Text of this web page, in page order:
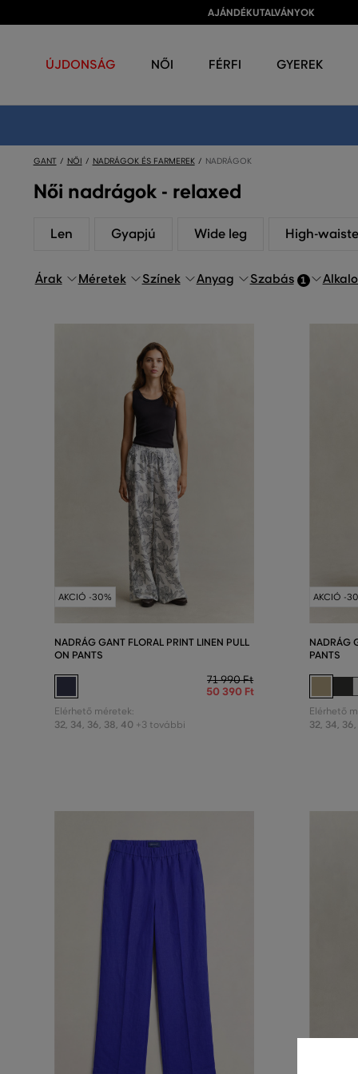
AJÁNDÉKUTALVÁNYOK
ÚJDONSÁG NŐI FÉRFI GYEREK
GANT NŐI NADRÁGOK ÉS FARMEREK NADRÁGOK
Női nadrágok - relaxed
Len Gyapjú Wide leg High-
Árak Méretek Színek Anyag Szabás 1
AKCIÓ -30%
NADRÁG GANT FLORAL PRINT LINEN PULL
ON PANTS
71 990 Ft
50 390 Ft
Elérhető méretek:
32, 34, 36, 38, 40 +3 további
AKCIÓ -
NADRÁG
PANTS
Elérhető
32, 34, 36,